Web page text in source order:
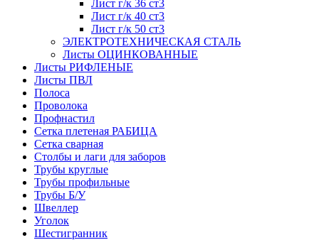
Лист г/к 36 ст3
Лист г/к 40 ст3
Лист г/к 50 ст3
ЭЛЕКТРОТЕХНИЧЕСКАЯ СТАЛЬ
Листы ОЦИНКОВАННЫЕ
Листы РИФЛЕНЫЕ
Листы ПВЛ
Полоса
Проволока
Профнастил
Сетка плетеная РАБИЦА
Сетка сварная
Столбы и лаги для заборов
Трубы круглые
Трубы профильные
Трубы Б/У
Швеллер
Уголок
Шестигранник